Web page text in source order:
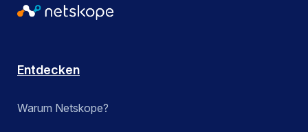
Entdecken
Warum Netskope?